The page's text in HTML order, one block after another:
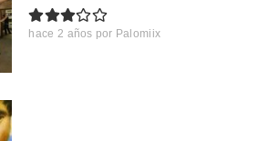
hace 2 años por Palomiix